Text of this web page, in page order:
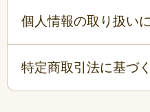
個人情報の取り扱い
特定商取引法に基づ